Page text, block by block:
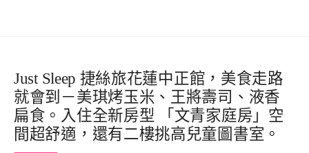
Just Sleep 捷絲旅花蓮中正館，美食走路
就會到－美琪烤玉米、王將壽司、液香
扁食。入住全新房型 「文青家庭房」空
間超舒適，還有二樓挑高兒童圖書室。